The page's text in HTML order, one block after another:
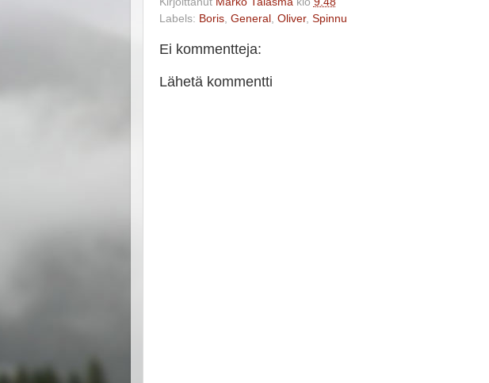
Labels: Boris, General, Oliver, Spinnu
Ei kommentteja:
Lähetä kommentti